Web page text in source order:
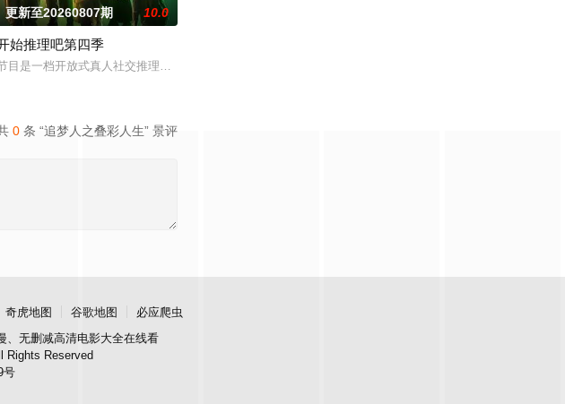
小人物”都将带着真实感
围中，打造一家独具风格特色的田园餐厅。内容场景上，除餐厅本体外，还将设置家禽、鲜蔬、河
更新至20260807期 10.0
始推理吧第四季
目是一档开放式真人社交推理游戏综艺。由刘宇宁、金靖、张凌赫、丁程鑫、周柯宇组成的玩家团将共同进
0 条 “追梦人之叠彩人生” 景评
奇虎地图 谷歌地图
必应爬虫
、无删减高清电影大全在线看
Rights Reserved
号